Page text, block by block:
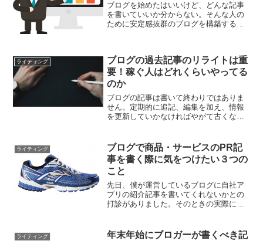
ブログを始めたはいいけど、どんな記事
を書いていいか分からない。そんな人の
ために安定感抜群のブログを構築するた
ライティング
ブログの過去記事のリライトは重
要！稼ぐ人はどれくらいやってる
のか
ブログの記事は書いて終わりではありま
せん。定期的に追記、編集を加え、情報
を更新していかなければやがて古くなっ
る人たちが過去記事のリライトをどれだ
け重要視しているかを今す...
ライティング
ブログで商品・サービスのPR記
事を書く際に気をつけたい３つの
こと
先日、僕が運営しているブログに自社ア
プリの紹介記事を書いてくれないかとの
打診がありました。そのときの実際に気
ライティング
年末年始にブロガーが書くべき記